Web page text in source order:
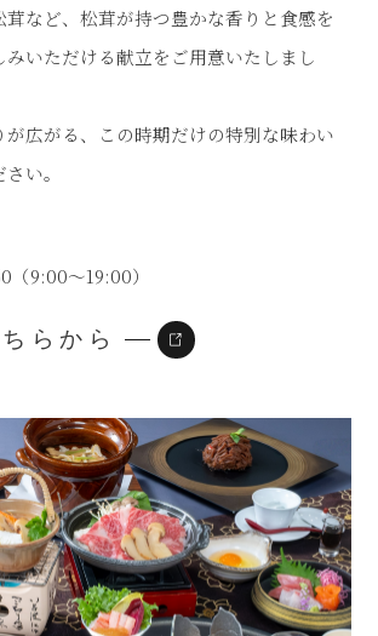
など、松茸が持つ豊かな香りと食感を
いただける献立をご用意いたしまし
広がる、この時期だけの特別な味わい
い。
（9:00～19:00）
らから